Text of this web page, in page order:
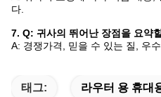
다.
7. Q: 귀사의 뛰어난 장점을 요약
A: 경쟁가격, 믿을 수 있는 질, 우
태그: 라우터 용 휴대